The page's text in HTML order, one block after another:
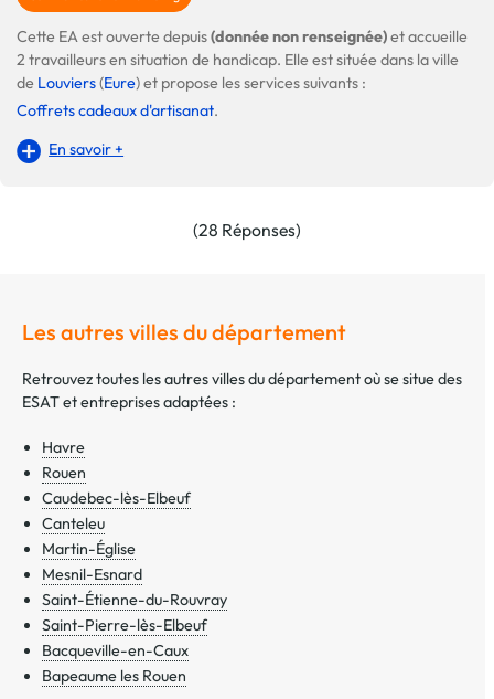
Cette EA est ouverte depuis(donnée non renseignée)et accueille
2 travailleurs en situation de handicap. Elle est située dans la ville
de Louviers(Eure) et propose les services suivants :
Coffrets cadeaux d'artisanat.
En savoir +
(28 Réponses)
Les autres villes du département
Retrouvez toutes les autres villes du département où se situe des
ESAT et entreprises adaptées :
Havre
Rouen
Caudebec-lès-Elbeuf
Canteleu
Martin-Église
Mesnil-Esnard
Saint-Étienne-du-Rouvray
Saint-Pierre-lès-Elbeuf
Bacqueville-en-Caux
Bapeaume les Rouen